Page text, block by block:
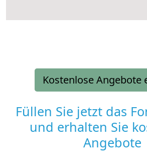
Kostenlose Angebote
Füllen Sie jetzt das
und erhalten Sie
Angebote